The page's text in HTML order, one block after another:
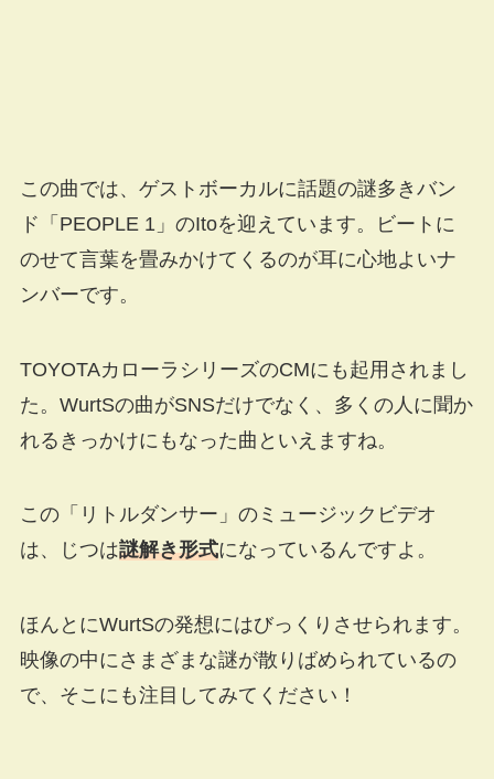
この曲では、ゲストボーカルに話題の謎多きバン
ド「PEOPLE 1」のItoを迎えています。ビートに
のせて言葉を畳みかけてくるのが耳に心地よいナ
ンバーです。
TOYOTAカローラシリーズのCMにも起用されまし
た。WurtSの曲がSNSだけでなく、多くの人に聞か
れるきっかけにもなった曲といえますね。
この「リトルダンサー」のミュージックビデオ
は、じつは謎解き形式になっているんですよ。
ほんとにWurtSの発想にはびっくりさせられます。
映像の中にさまざまな謎が散りばめられているの
で、そこにも注目してみてください！